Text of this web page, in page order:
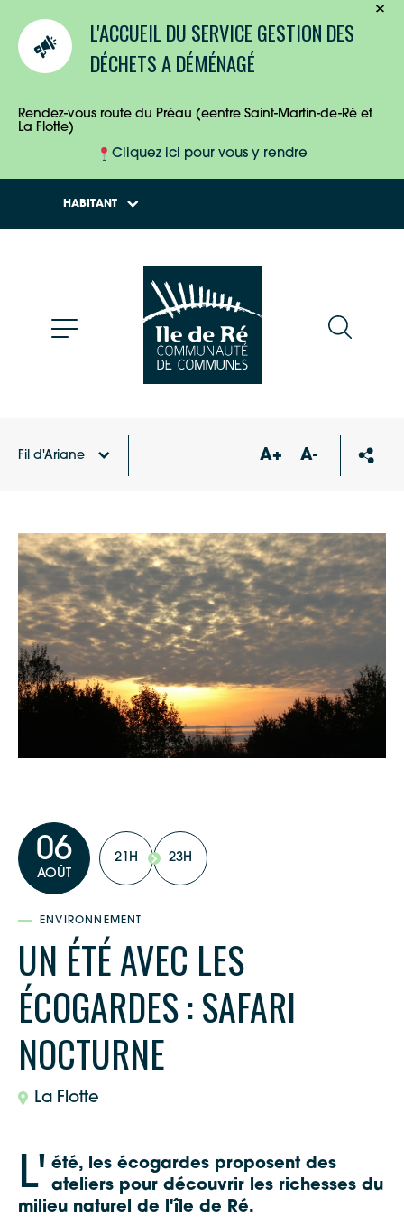
L'ACCUEIL DU SERVICE GESTION DES
DÉCHETS A DÉMÉNAGÉ
Rendez-vous route du Préau (eentre Saint-Martin-de-Ré et
La Flotte)
Cliquez ici pour vous y rendre
HABITANT
ENTREPRISES
Fil d'Ariane A+ A-
06
AOÛT
21H 23H
ENVIRONNEMENT
UN ÉTÉ AVEC LES
ÉCOGARDES : SAFARI
NOCTURNE
La Flotte
L' été, les écogardes proposent des
ateliers pour découvrir les richesses du
milieu naturel de l'île de Ré.